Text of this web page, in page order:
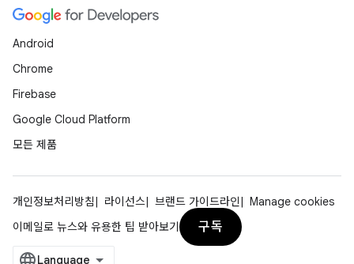
Android
Chrome
Firebase
Google Cloud Platform
모든 제품
개인정보처리방침 라이선스 브랜드 가이드라인
Manage cookies
이메일로 뉴스와 유용한 팁 받아보기
구독